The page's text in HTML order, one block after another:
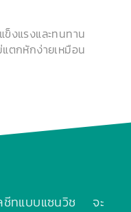
งแรงและทนทาน
ตกหักง่ายเหมือน
ชีทแบบแซนวิช จะ